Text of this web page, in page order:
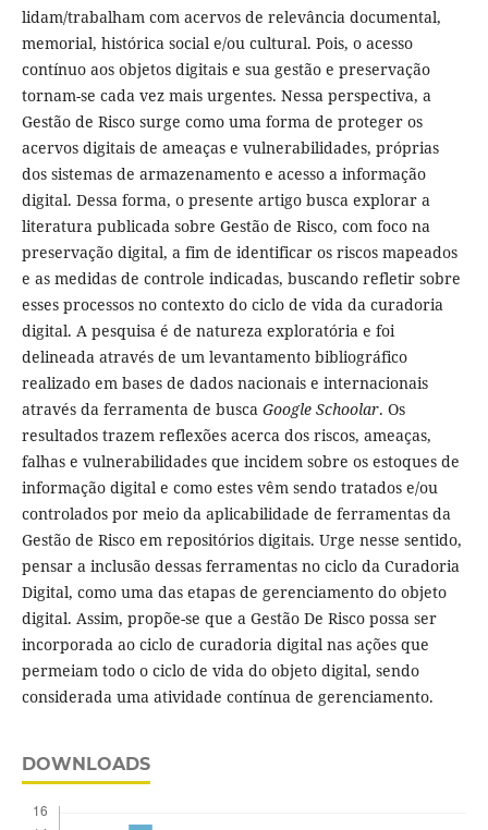
lidam/trabalham com acervos de relevância documental,
memorial, histórica social e/ou cultural. Pois, o acesso
contínuo aos objetos digitais e sua gestão e preservação
tornam-se cada vez mais urgentes. Nessa perspectiva, a
Gestão de Risco surge como uma forma de proteger os
acervos digitais de ameaças e vulnerabilidades, próprias
dos sistemas de armazenamento e acesso a informação
digital. Dessa forma, o presente artigo busca explorar a
literatura publicada sobre Gestão de Risco, com foco na
preservação digital, a fim de identificar os riscos mapeados
e as medidas de controle indicadas, buscando refletir sobre
esses processos no contexto do ciclo de vida da curadoria
digital. A pesquisa é de natureza exploratória e foi
delineada através de um levantamento bibliográfico
realizado em bases de dados nacionais e internacionais
através da ferramenta de busca Google Schoolar. Os
resultados trazem reflexões acerca dos riscos, ameaças,
falhas e vulnerabilidades que incidem sobre os estoques de
informação digital e como estes vêm sendo tratados e/ou
controlados por meio da aplicabilidade de ferramentas da
Gestão de Risco em repositórios digitais. Urge nesse sentido,
pensar a inclusão dessas ferramentas no ciclo da Curadoria
Digital, como uma das etapas de gerenciamento do objeto
digital. Assim, propõe-se que a Gestão De Risco possa ser
incorporada ao ciclo de curadoria digital nas ações que
permeiam todo o ciclo de vida do objeto digital, sendo
considerada uma atividade contínua de gerenciamento.
DOWNLOADS